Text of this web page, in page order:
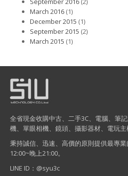
March 2016 (1)
December 2015 (1)
September 2015 (2)
March 2015 (1)
全省現金收購中古、二手3C、電腦、筆
機、單眼相機、鏡頭、攝影器材、電玩主
秉持誠信、迅速、高價的原則提供最專
12:00~晚上21:00。
LINE ID：@syu3c